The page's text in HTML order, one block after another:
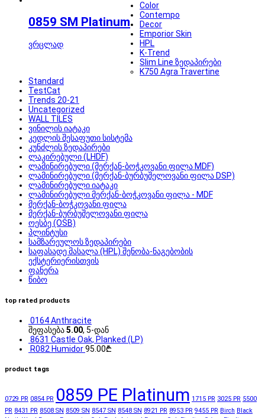
0859 SM Platinum
ვრცლად
Color
Contempo
Decor
Emporior Skin
HPL
K-Trend
Slim Line ზედაპირები
K750 Agra Travertine
Standard
TestCat
Trends 20-21
Uncategorized
WALL TILES
ვინილის იატაკი
კედლის შესაფუთი სისტემა
კუნძლის ზედაპირები
ლაკირებული (LHDF)
ლამინირებული (მერქან-ბოჭკოვანი ფილა MDF)
ლამინირებული (მერქან-ბურბუშელოვანი ფილა DSP)
ლამინირებული იატაკი
ლამინირებული მერქან-ბოჭკოვანი ფილა - MDF
მერქან-ბოჭკოვანი ფილა
მერქან-ბურბუშელოვანი ფილა
ოესბე (OSB)
პლინტუსი
სამზარეულოს ზედაპირები
საფასადე მასალა (HPL) შენობა-ნაგებობის
ექსტერიერისთვის
ფანერა
წიბო
top rated products
0164 Anthracite
შეფასება5.00, 5-დან
8631 Castle Oak, Planked (LP)
R082 Humidor95.00₾
product tags
0729 PR 0854 PR 0859 PE Platinum 1715 PR 3025 PR 5500
PR 8431 PR 8508 SN 8509 SN 8547 SN 8548 SN 8921 PR 8953 PR 9455 PR Birch Black